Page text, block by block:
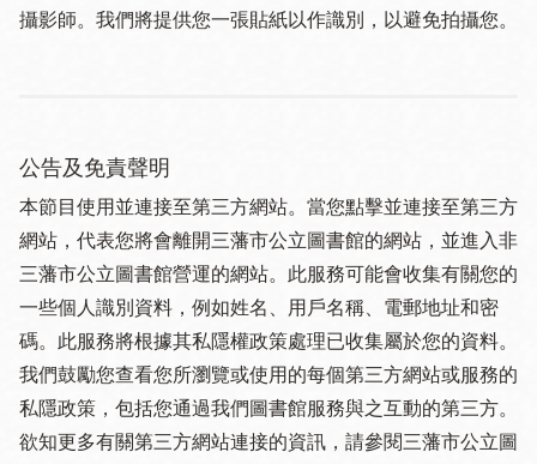
攝影師。我們將提供您一張貼紙以作識別，以避免拍攝您。
公告及免責聲明
本節目使用並連接至第三方網站。當您點擊並連接至第三方
網站，代表您將會離開三藩市公立圖書館的網站，並進入非
三藩市公立圖書館營運的網站。此服務可能會收集有關您的
一些個人識別資料，例如姓名、用戶名稱、電郵地址和密
碼。此服務將根據其私隱權政策處理已收集屬於您的資料。
我們鼓勵您查看您所瀏覽或使用的每個第三方網站或服務的
私隱政策，包括您通過我們圖書館服務與之互動的第三方。
欲知更多有關第三方網站連接的資訊，請參閱三藩市公立圖